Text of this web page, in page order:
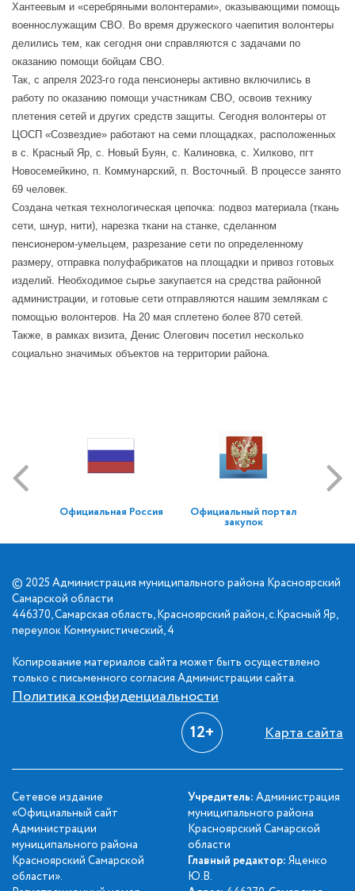
Хантеевым и «серебряными волонтерами», оказывающими помощь
военнослужащим СВО. Во время дружеского чаепития волонтеры
делились тем, как сегодня они справляются с задачами по
оказанию помощи бойцам СВО.
Так, с апреля 2023-го года пенсионеры активно включились в
работу по оказанию помощи участникам СВО, освоив технику
плетения сетей и других средств защиты. Сегодня волонтеры от
ЦОСП «Созвездие» работают на семи площадках, расположенных
в с. Красный Яр, с. Новый Буян, с. Калиновка, с. Хилково, пгт
Новосемейкино, п. Коммунарский, п. Восточный. В процессе занято
69 человек.
Создана четкая технологическая цепочка: подвоз материала (ткань
сети, шнур, нити), нарезка ткани на станке, сделанном
пенсионером-умельцем, разрезание сети по определенному
размеру, отправка полуфабрикатов на площадки и привоз готовых
изделий. Необходимое сырье закупается на средства районной
администрации, и готовые сети отправляются нашим землякам с
помощью волонтеров. На 20 мая сплетено более 870 сетей.
Также, в рамках визита, Денис Олегович посетил несколько
социально значимых объектов на территории района.
Официальная Россия Официальный портал
закупок
© 2025 Администрация муниципального района Красноярский
Самарской области
446370, Самарская область, Красноярский район, с.Красный Яр,
переулок Коммунистический, 4
Копирование материалов сайта может быть осуществлено
только с письменного согласия Администрации сайта.
Политика конфиденциальности
12+ Карта сайта
Сетевое издание
«Официальный сайт
Администрации
муниципального района
Красноярский Самарской
области».
Учредитель: Администрация
муниципального района
Красноярский Самарской
области
Главный редактор: Яценко
Ю.В.